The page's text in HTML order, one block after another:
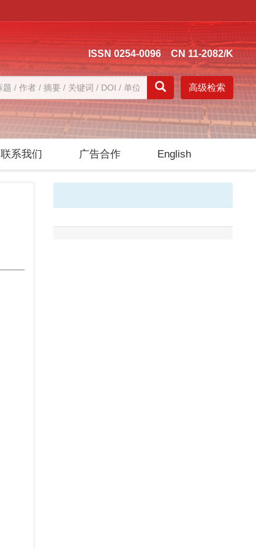
ISSN 0254-0096 CN 11-2082/K
高级检索
联系我们 广告合作 English